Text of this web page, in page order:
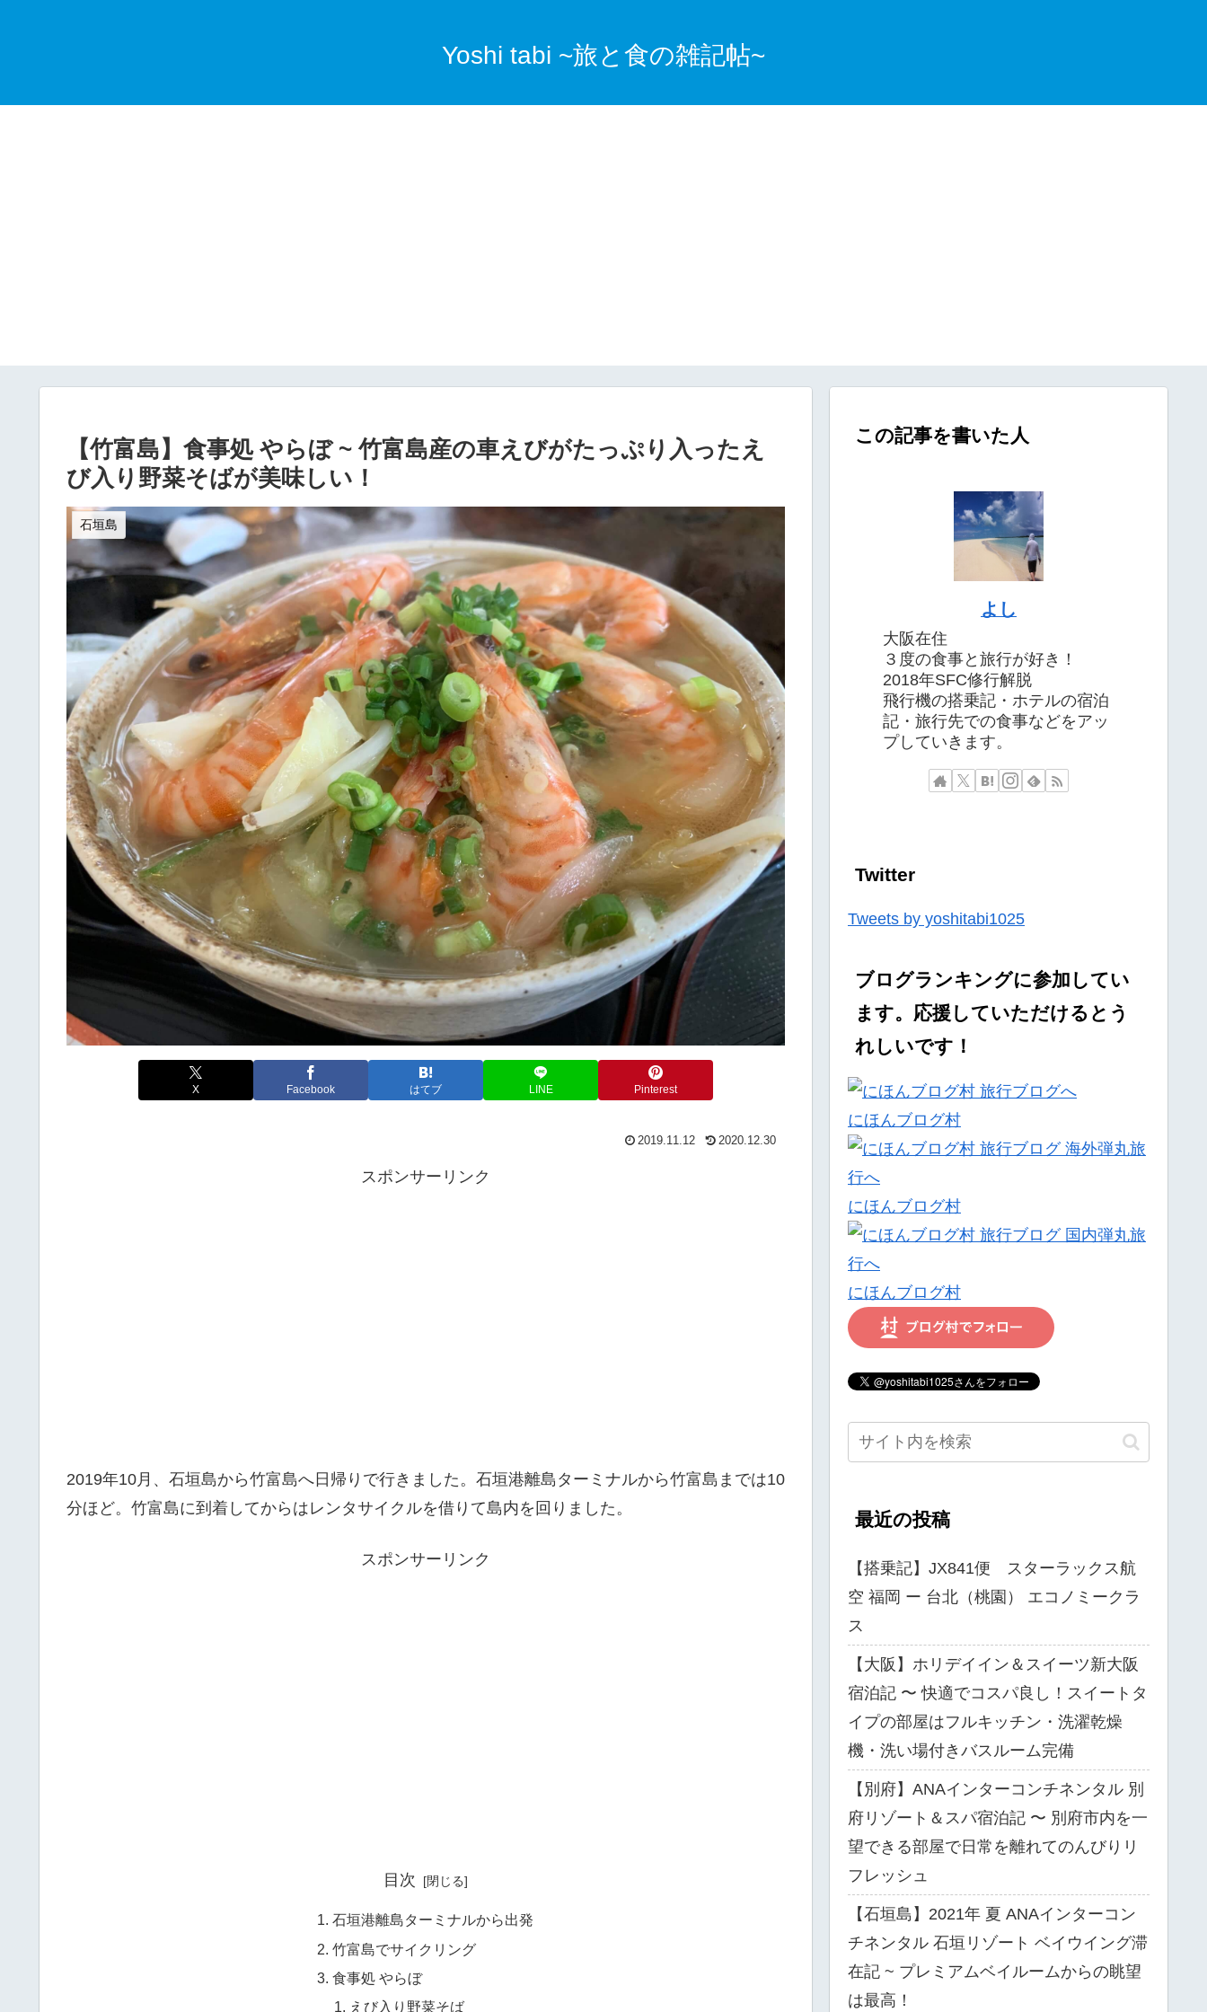
Yoshi tabi ~旅と食の雑記帖~
【竹富島】食事処 やらぼ ~ 竹富島産の車えびがたっぷり入ったえ
び入り野菜そばが美味しい！
石垣島
X Facebook はてブ LINE Pinterest
2019.11.12 2020.12.30
スポンサーリンク
2019年10月、石垣島から竹富島へ日帰りで行きました。石垣港離島ターミナルから竹富島までは10
分ほど。竹富島に到着してからはレンタサイクルを借りて島内を回りました。
スポンサーリンク
目次
石垣港離島ターミナルから出発
竹富島でサイクリング
食事処 やらぼ
えび入り野菜そば
この記事を書いた人
よし
大阪在住
３度の食事と旅行が好き！
2018年SFC修行解脱
飛行機の搭乗記・ホテルの宿泊
記・旅行先での食事などをアッ
プしていきます。
Twitter
Tweets by yoshitabi1025
ブログランキングに参加してい
ます。応援していただけるとう
れしいです！
にほんブログ村
にほんブログ村
にほんブログ村
最近の投稿
【搭乗記】JX841便 スターラックス航
空 福岡 ー 台北（桃園） エコノミークラ
ス
【大阪】ホリデイイン＆スイーツ新大阪
宿泊記 〜 快適でコスパ良し！スイートタ
イプの部屋はフルキッチン・洗濯乾燥
機・洗い場付きバスルーム完備
【別府】ANAインターコンチネンタル 別
府リゾート＆スパ宿泊記 〜 別府市内を一
望できる部屋で日常を離れてのんびりリ
フレッシュ
【石垣島】2021年 夏 ANAインターコン
チネンタル 石垣リゾート ベイウイング滞
在記 ~ プレミアムベイルームからの眺望
は最高！